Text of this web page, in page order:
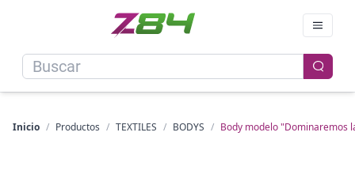
Inicio / Productos / TEXTILES / BODYS / Body modelo "Dominaremos